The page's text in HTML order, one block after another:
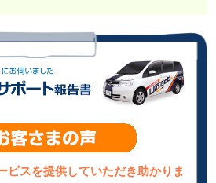
ビスを提供していただき助かりま